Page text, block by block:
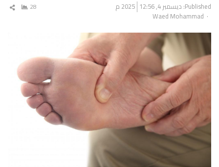
Published: ديسمبر 4, 2025 12:56 م
Author
Waed Mohammad
28